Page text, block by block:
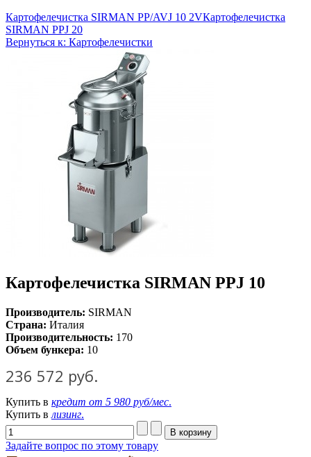
Картофелечистка SIRMAN PP/AVJ 10 2VКартофелечистка
SIRMAN РРJ 20
Вернуться к: Картофелечистки
Картофелечистка SIRMAN РРJ 10
Производитель: SIRMAN
Страна: Италия
Производительность: 170
Объем бункера: 10
236 572 руб.
Купить в кредит от 5 980 руб/мес.
Купить в лизинг.
Задайте вопрос по этому товару